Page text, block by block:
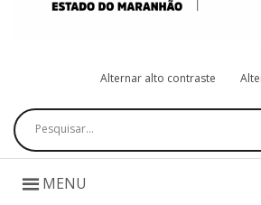
Alternar alto contraste
Pesquisar
MENU